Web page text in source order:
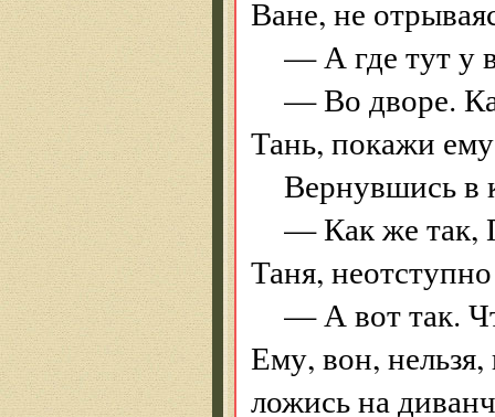
Ване, не
— А где тут у
— Во дворе.
Тань, покажи
Вернувшись в
— Как же так,
Таня,
— А вот так.
Ему, вон,
ложись на